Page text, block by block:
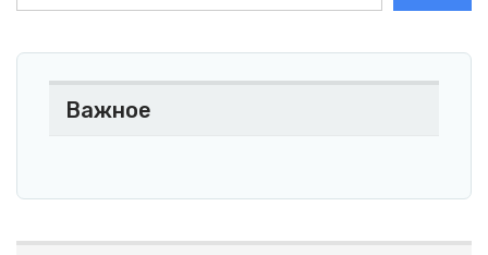
Важное